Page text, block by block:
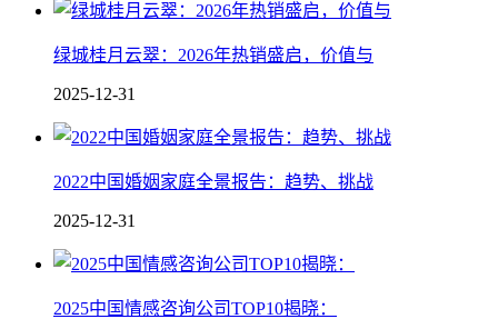
绿城桂月云翠：2026年热销盛启，价值与
2025-12-31
2022中国婚姻家庭全景报告：趋势、挑战
2025-12-31
2025中国情感咨询公司TOP10揭晓：